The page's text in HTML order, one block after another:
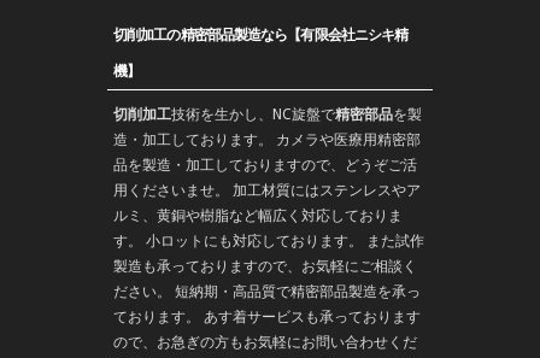
切削加工の精密部品製造なら【有限会社ニシキ精
機】
切削加工技術を生かし、 NC旋盤で精密部品を製
造 ・加工しております。 カメラや医療用精密部
品を製造・加工しておりますので、どうぞご活
用くださいませ。 加工材質にはステンレスやア
ルミ、黄銅や樹脂など幅広く対応しておりま
す。 小ロットにも対応しております。 また試作
製造 も承っておりますので、お気軽にご相談く
ださい。 短納期・高品質で精密部品製造を承っ
ております。 あす着サービスも承っております
ので、お急ぎの方もお気軽にお問い合わせくだ